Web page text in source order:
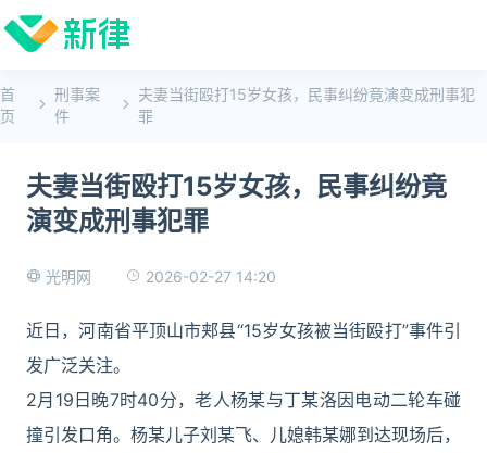
首
页
刑事案
件
夫妻当街殴打15岁女孩，民事纠纷竟演变成刑事犯
罪
夫妻当街殴打15岁女孩，民事纠纷竟
演变成刑事犯罪
光明网 2026-02-27 14:20
近日，河南省平顶山市郏县“15岁女孩被当街殴打”事件引
发广泛关注。
2月19日晚7时40分，老人杨某与丁某洛因电动二轮车碰
撞引发口角。杨某儿子刘某飞、儿媳韩某娜到达现场后，